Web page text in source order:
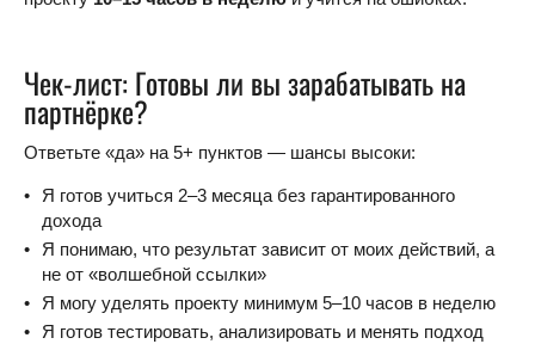
Чек-лист: Готовы ли вы зарабатывать на
партнёрке?
Ответьте «да» на 5+ пунктов — шансы высоки:
Я готов учиться 2–3 месяца без гарантированного
дохода
Я понимаю, что результат зависит от моих действий, а
не от «волшебной ссылки»
Я могу уделять проекту минимум 5–10 часов в неделю
Я готов тестировать, анализировать и менять подход